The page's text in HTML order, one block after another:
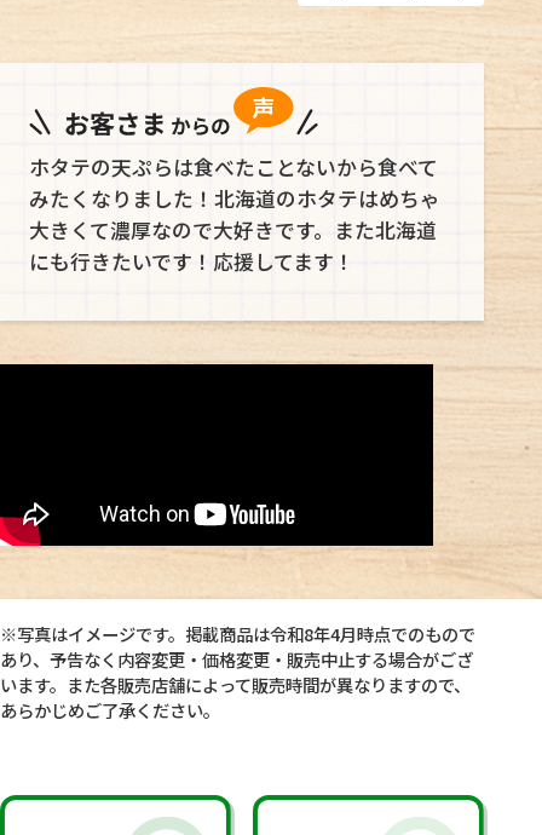
ホタテの天ぷらは食べたことないから食べて
みたくなりました！北海道のホタテはめちゃ
大きくて濃厚なので大好きです。また北海道
にも行きたいです！応援してます！
※写真はイメージです。掲載商品は令和8年4月時点でのもので
あり、予告なく内容変更・価格変更・販売中止する場合がござ
います。また各販売店舗によって販売時間が異なりますので、
あらかじめご了承ください。